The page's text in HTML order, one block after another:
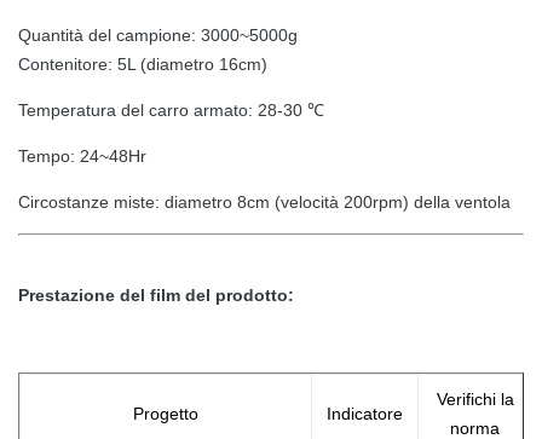
Quantità del campione: 3000~5000g
Contenitore: 5L (diametro 16cm)
Temperatura del carro armato: 28-30 ℃
Tempo: 24~48Hr
Circostanze miste: diametro 8cm (velocità 200rpm) della ventola
Prestazione del film del prodotto:
Progetto Indicatore
Verifichi la
norma